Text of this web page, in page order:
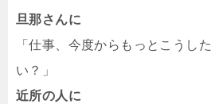
旦那さんに
「仕事、今度からもっとこうし
い？」
近所の人に